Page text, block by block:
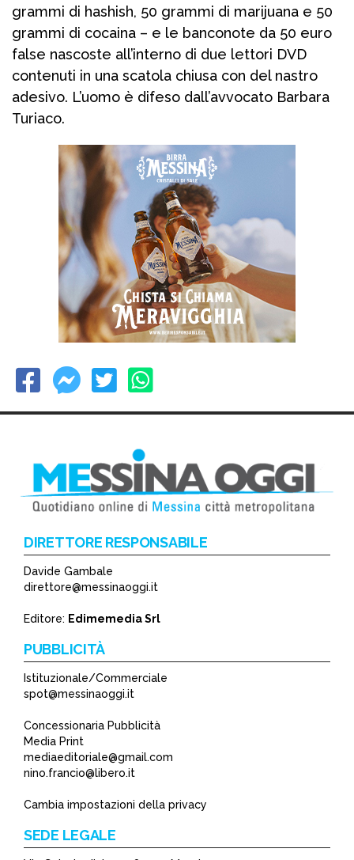
grammi di hashish, 50 grammi di marijuana e 50
grammi di cocaina – e le banconote da 50 euro
false nascoste all’interno di due lettori DVD
contenuti in una scatola chiusa con del nastro
adesivo. L’uomo è difeso dall’avvocato Barbara
Turiaco.
DIRETTORE RESPONSABILE
Davide Gambale
direttore@messinaoggi.it
Editore: Edimemedia Srl
PUBBLICITÀ
Istituzionale/Commerciale
spot@messinaoggi.it
Concessionaria Pubblicità
Media Print
mediaeditoriale@gmail.com
nino.francio@libero.it
Cambia impostazioni della privacy
SEDE LEGALE